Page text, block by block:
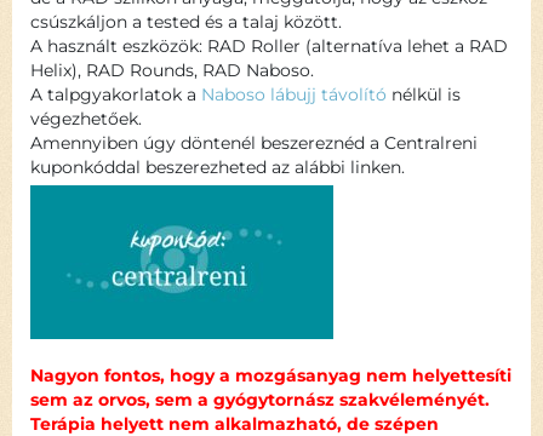
csúszkáljon a tested és a talaj között.
A használt eszközök: RAD Roller (alternatíva lehet a RAD
Helix), RAD Rounds, RAD Naboso.
A talpgyakorlatok a Naboso lábujj távolító nélkül is
végezhetőek.
Amennyiben úgy döntenél beszereznéd a Centralreni
kuponkóddal beszerezheted az alábbi linken.
Nagyon fontos, hogy a mozgásanyag nem helyettesíti
sem az orvos, sem a gyógytornász szakvéleményét.
Terápia helyett nem alkalmazható, de szépen